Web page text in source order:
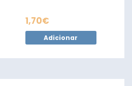
1,70€
Adicionar